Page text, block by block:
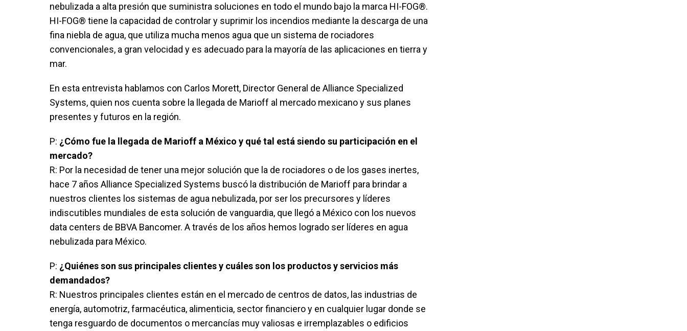
nebulizada a alta presión que suministra soluciones en todo el mundo bajo la marca HI-FOG®.
HI-FOG® tiene la capacidad de controlar y suprimir los incendios mediante la descarga de una
fina niebla de agua, que utiliza mucha menos agua que un sistema de rociadores
convencionales, a gran velocidad y es adecuado para la mayoría de las aplicaciones en tierra y
mar.
En esta entrevista hablamos con Carlos Morett, Director General de Alliance Specialized
Systems, quien nos cuenta sobre la llegada de Marioff al mercado mexicano y sus planes
presentes y futuros en la región.
P: ¿Cómo fue la llegada de Marioff a México y qué tal está siendo su participación en el
mercado?
R: Por la necesidad de tener una mejor solución que la de rociadores o de los gases inertes,
hace 7 años Alliance Specialized Systems buscó la distribución de Marioff para brindar a
nuestros clientes los sistemas de agua nebulizada, por ser los precursores y líderes
indiscutibles mundiales de esta solución de vanguardia, que llegó a México con los nuevos
data centers de BBVA Bancomer. A través de los años hemos logrado ser líderes en agua
nebulizada para México.
P: ¿Quiénes son sus principales clientes y cuáles son los productos y servicios más
demandados?
R: Nuestros principales clientes están en el mercado de centros de datos, las industrias de
energía, automotriz, farmacéutica, alimenticia, sector financiero y en cualquier lugar donde se
tenga resguardo de documentos o mercancías muy valiosas e irremplazables o edificios